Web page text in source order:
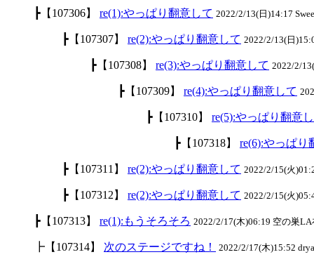
┣【107306】 re(1):やっぱり翻意して 2022/2/13(日)14:17
┣【107307】 re(2):やっぱり翻意して 2022/2/13(日
┣【107308】 re(3):やっぱり翻意して 2022/2/
┣【107309】 re(4):やっぱり翻意して
┣【107310】 re(5):やっぱり翻意
┣【107318】 re(6):やっぱり
┣【107311】 re(2):やっぱり翻意して 2022/2/15(火
┣【107312】 re(2):やっぱり翻意して 2022/2/15(火
┣【107313】 re(1):もうそろそろ 2022/2/17(木)06:19 空の巣LA
┣【107314】 次のステージですね！ 2022/2/17(木)15:52